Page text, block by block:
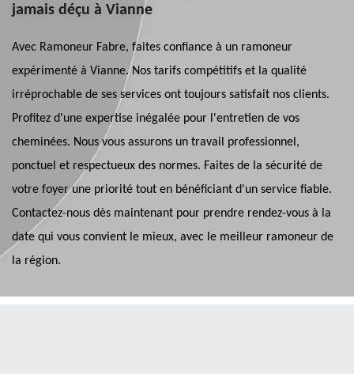
jamais déçu à Vianne
Avec Ramoneur Fabre, faites confiance à un ramoneur
expérimenté à Vianne. Nos tarifs compétitifs et la qualité
irréprochable de ses services ont toujours satisfait nos clients.
Profitez d'une expertise inégalée pour l'entretien de vos
cheminées. Nous vous assurons un travail professionnel,
ponctuel et respectueux des normes. Faites de la sécurité de
votre foyer une priorité tout en bénéficiant d'un service fiable.
Contactez-nous dès maintenant pour prendre rendez-vous à la
date qui vous convient le mieux, avec le meilleur ramoneur de
la région.